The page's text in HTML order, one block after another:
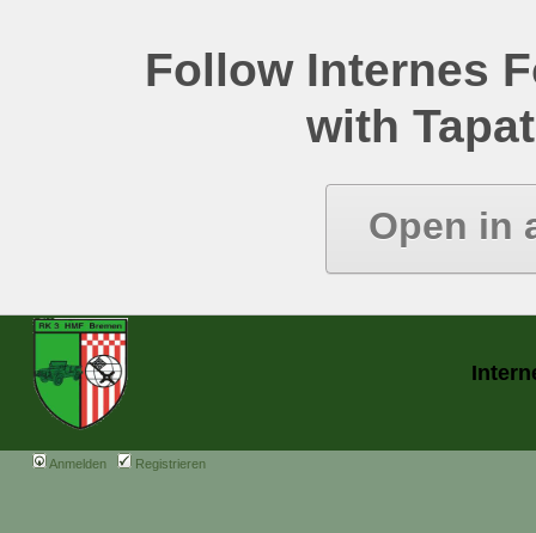
Follow Internes
with
Open in
Anmelden Registrieren